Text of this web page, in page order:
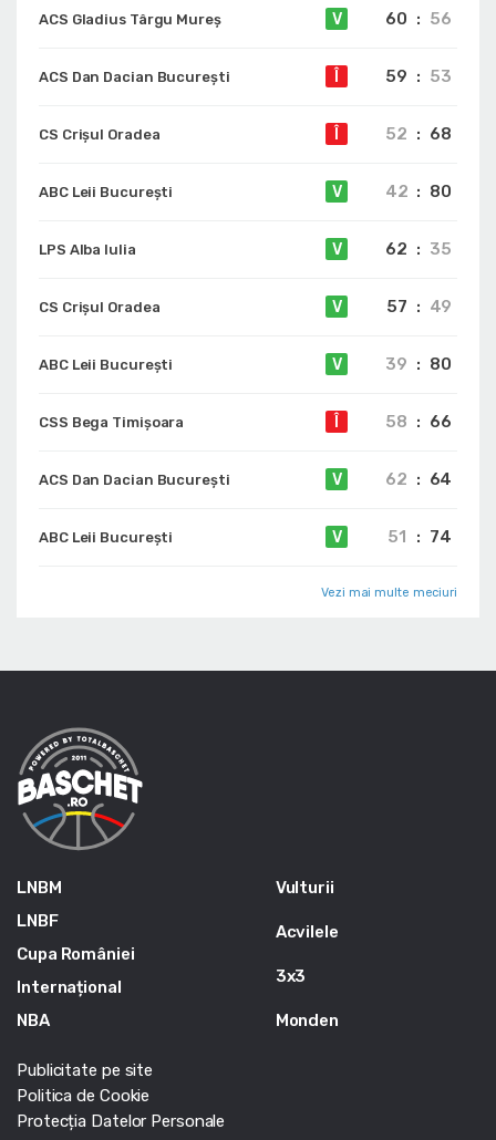
ACS Gladius Târgu Mureș V 60 : 56
ACS Dan Dacian București 59 : 53
CS Crișul Oradea 52 : 68
ABC Leii București V 42 : 80
LPS Alba Iulia V 62 : 35
CS Crișul Oradea V 57 : 49
ABC Leii București V 39 : 80
CSS Bega Timișoara 58 : 66
ACS Dan Dacian București V 62 : 64
ABC Leii București V 51 : 74
Vezi mai multe meciuri
LNBM
LNBF
Cupa României
Internațional
NBA
Vulturii
Acvilele
3x3
Monden
Publicitate pe site
Politica de Cookie
Protecția Datelor Personale